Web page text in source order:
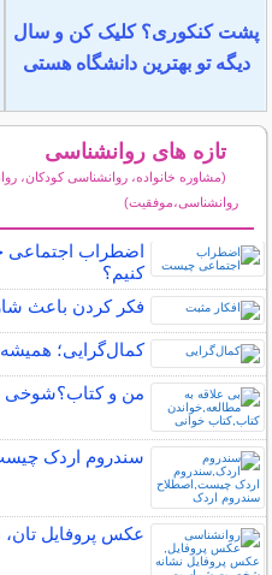
پشت کنکوری؟ کلیک کن و سال
دیگه تو بهترین دانشگاه هستی
تازه های روانشناسی
(مشاوره خانواده، روانشناسی کودکان،
روانشناسی،موفقیت)
اضطراب اجتماعی
کنیم؟
فکر کردن باعث
کمال‌گرایی؛ همیشه «۲۰» گرفتن هم خوب
من و کتاب؟شوخی
سندروم اردک
عكس پروفایل